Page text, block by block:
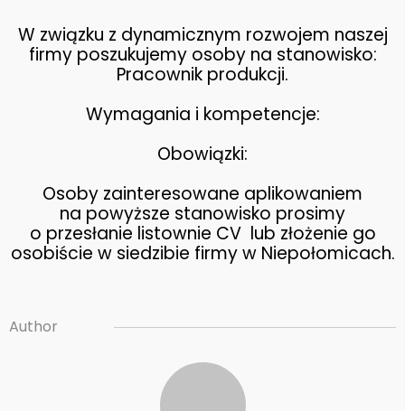
14
2018
NAZWA: PRODUKT
738732553232,
27
GRUDZIEŃ
2017
OFERTA PRACY –
PRACOWNIK
PRODUKCJI
NOWOCZESNE
W związku z dynamicznym rozwojem naszej
firmy poszukujemy osoby na stanowisko:
Pracownik produkcji.
Wymagania i kompetencje:
Obowiązki:
Osoby zainteresowane aplikowaniem
na powyższe stanowisko prosimy
o przesłanie listownie CV lub złożenie go
osobiście w siedzibie firmy w Niepołomicach.
Author